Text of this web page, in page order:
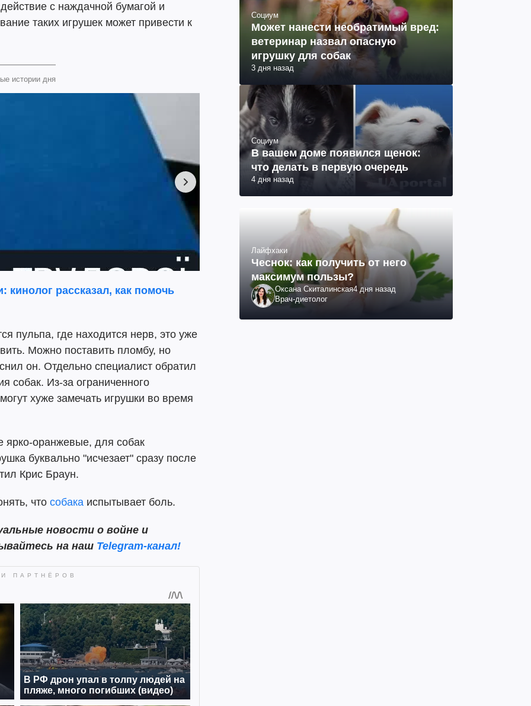
с наждачной бумагой и
таких игрушек может привести к
истории дня
кинолог рассказал, как помочь
пульпа, где находится нерв, это уже
Можно поставить пломбу, но
он. Отдельно специалист обратил
собак. Из-за ограниченного
хуже замечать игрушки во время
ярко-оранжевые, для собак
буквально "исчезает" сразу после
Крис Браун.
что собака испытывает боль.
новости о войне и
на наш Telegram-канал!
Социум
Может нанести необратимый вред:
ветеринар назвал опасную
игрушку для собак
3 дня назад
Социум
В вашем доме появился щенок:
что делать в первую очередь
4 дня назад
Лайфхаки
Чеснок: как получить от него
максимум пользы?
Оксана Скиталинская4 дня назад
Врач-диетолог